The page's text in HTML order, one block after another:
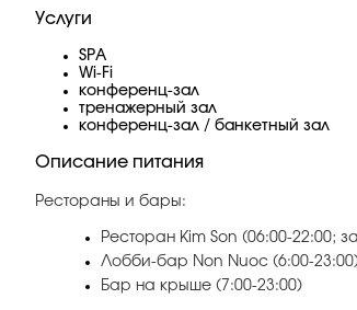
Услуги
SPA
Wi-Fi
конференц-зал
тренажерный зал
конференц-зал / банкетный зал
Описание питания
Рестораны и бары:
Ресторан Kim Son (06:00-22:00;
Лобби-бар Non Nuoc (6:00-
Бар на крыше (7:00-23:00)